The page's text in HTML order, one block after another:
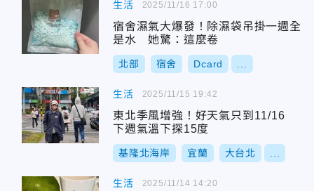
生活
宿舍濕氣大爆發！除濕袋吊掛一週全
是水 她驚：這麼卷
北部 宿舍 Dcard
2025/11/16 17:00
生活
東北季風增強！好天氣只到11/16
下週氣溫下探15度
基隆北海岸 宜蘭 大台北
2025/11/15 19:42
生活 2025/11/14 14:20